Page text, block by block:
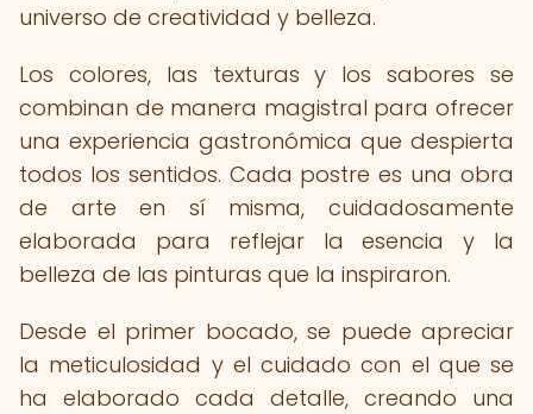
universo de creatividad y belleza.
Los colores, las texturas y los sabores se
combinan de manera magistral para ofrecer
una experiencia gastronómica que despierta
todos los sentidos. Cada postre es una obra
de arte en sí misma, cuidadosamente
elaborada para reflejar la esencia y la
belleza de las pinturas que la inspiraron.
Desde el primer bocado, se puede apreciar
la meticulosidad y el cuidado con el que se
ha elaborado cada detalle, creando una